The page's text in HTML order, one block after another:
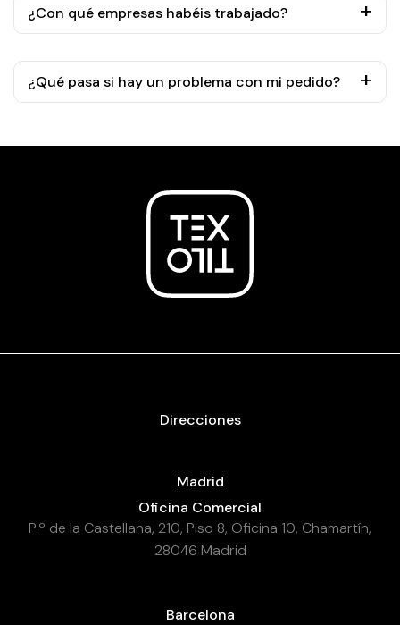
¿Con qué empresas habéis trabajado?
¿Qué pasa si hay un problema con mi pedido?
Direcciones
Madrid
Oficina Comercial
P.º de la Castellana, 210, Piso 8, Oficina 10, Chamartín,
28046 Madrid
Barcelona